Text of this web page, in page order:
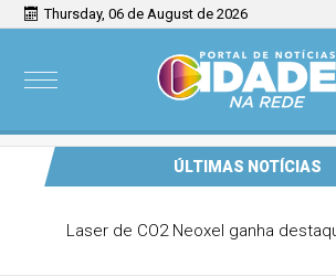
Thursday, 06 de August de 2026
ÚLTIMAS NOTÍCIAS
Comunidade de Guarulhos recebe
regularização de débitos de água nesta